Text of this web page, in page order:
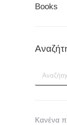
Books
Κανένα